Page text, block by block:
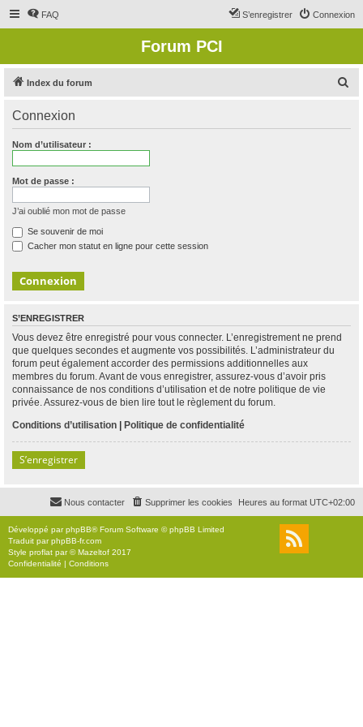
FAQ Connexion
S’enregistrer
Forum PCI
Index du forum
Connexion
Nom d’utilisateur :
Mot de passe :
J’ai oublié mon mot de passe
Se souvenir de moi
Cacher mon statut en ligne pour cette session
S’ENREGISTRER
Vous devez être enregistré pour vous connecter. L’enregistrement ne prend
que quelques secondes et augmente vos possibilités. L’administrateur du
forum peut également accorder des permissions additionnelles aux
membres du forum. Avant de vous enregistrer, assurez-vous d’avoir pris
connaissance de nos conditions d’utilisation et de notre politique de vie
privée. Assurez-vous de bien lire tout le règlement du forum.
Conditions d’utilisation | Politique de confidentialité
S’enregistrer
Heures au format UTC+02:00
Supprimer les cookies
Nous contacter
Développé parphpBB® Forum Software © phpBB Limited
Traduit parphpBB-fr.com
Style proflat par ©Mazeltof 2017
Confidentialité | Conditions